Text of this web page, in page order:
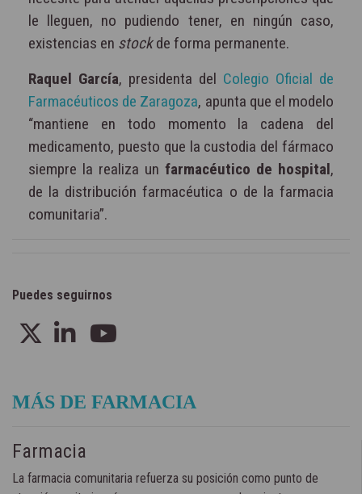
le lleguen, no pudiendo tener, en ningún caso,
existencias en stockde forma permanente.
Raquel García, presidenta del Colegio Oficial de
Farmacéuticos de Zaragoza, apunta que el modelo
“mantiene en todo momento la cadena del
medicamento, puesto que la custodia del fármaco
siempre la realiza un farmacéutico de hospital,
de la distribución farmacéutica o de la farmacia
comunitaria”.
Puedes seguirnos
MÁS DE FARMACIA
Farmacia
La farmacia comunitaria refuerza su posición como punto de